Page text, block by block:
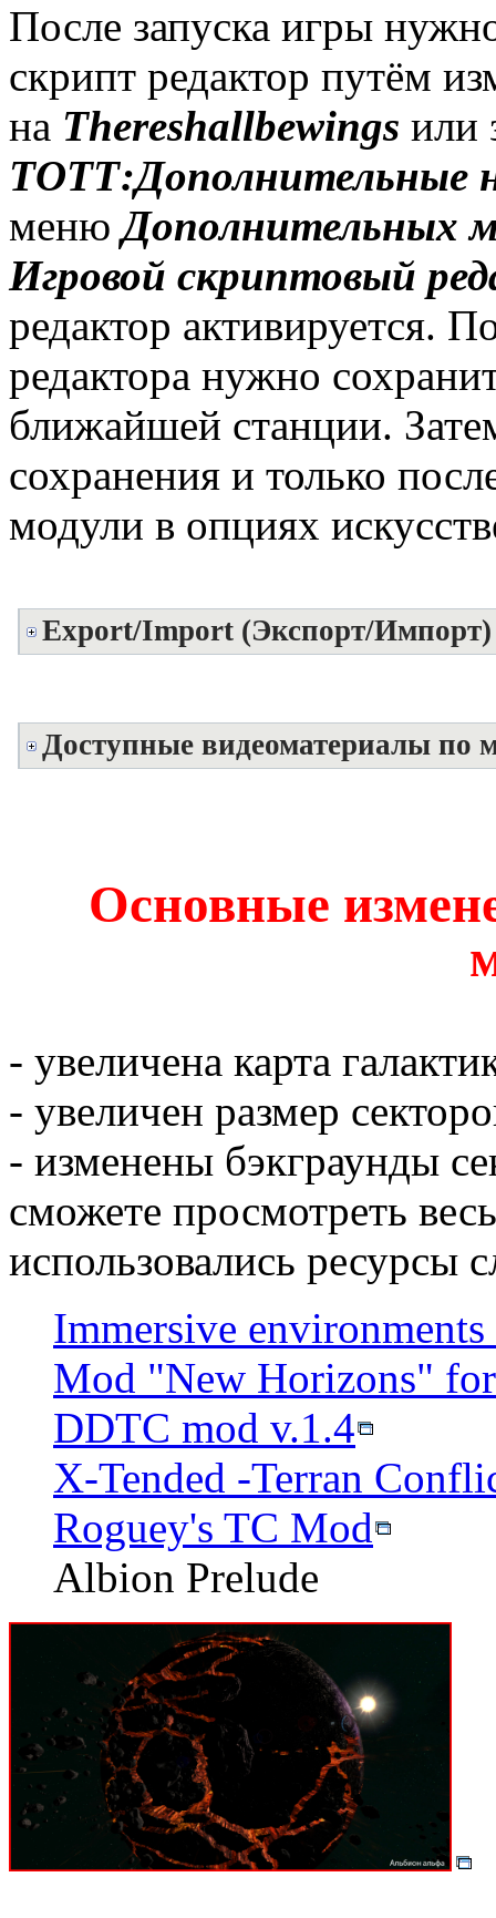
После запуска игры
скрипт редактор путём
на Thereshallbewings или
ТОТТ:Дополнительные
менюДополнительных
Игровой скриптовый
редактор активируется.
редактора нужно
ближайшей станции.
сохранения и только
модули в опциях
Export/Import (Экспорт/Импорт)
Доступные видеоматериалы по
Основные
- увеличена карта
- увеличен размер
- изменены бэкграунды
сможете просмотреть
использовались
Immersive environments
Mod "New Horizons"
DDTC mod v.1.4
X-Tended -Terran
Roguey's TC Mod
Albion Prelude